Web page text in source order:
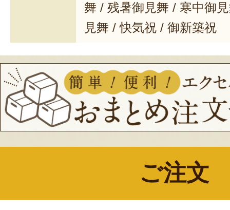
舞 / 残暑御見舞 / 寒中御
見舞 / 快気祝 / 御新築祝
ご注文